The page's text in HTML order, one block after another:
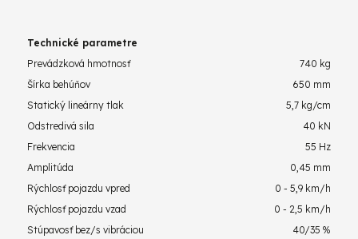
Technické parametre
Prevádzková hmotnosť
740 kg
Šírka behúňov
650 mm
Statický lineárny tlak
5,7 kg/cm
Odstredivá sila
40 kN
Frekvencia
55 Hz
Amplitúda
0,45 mm
Rýchlosť pojazdu vpred
0 - 5,9 km/h
Rýchlosť pojazdu vzad
0 - 2,5 km/h
Stúpavosť bez/s vibráciou
40/35 %